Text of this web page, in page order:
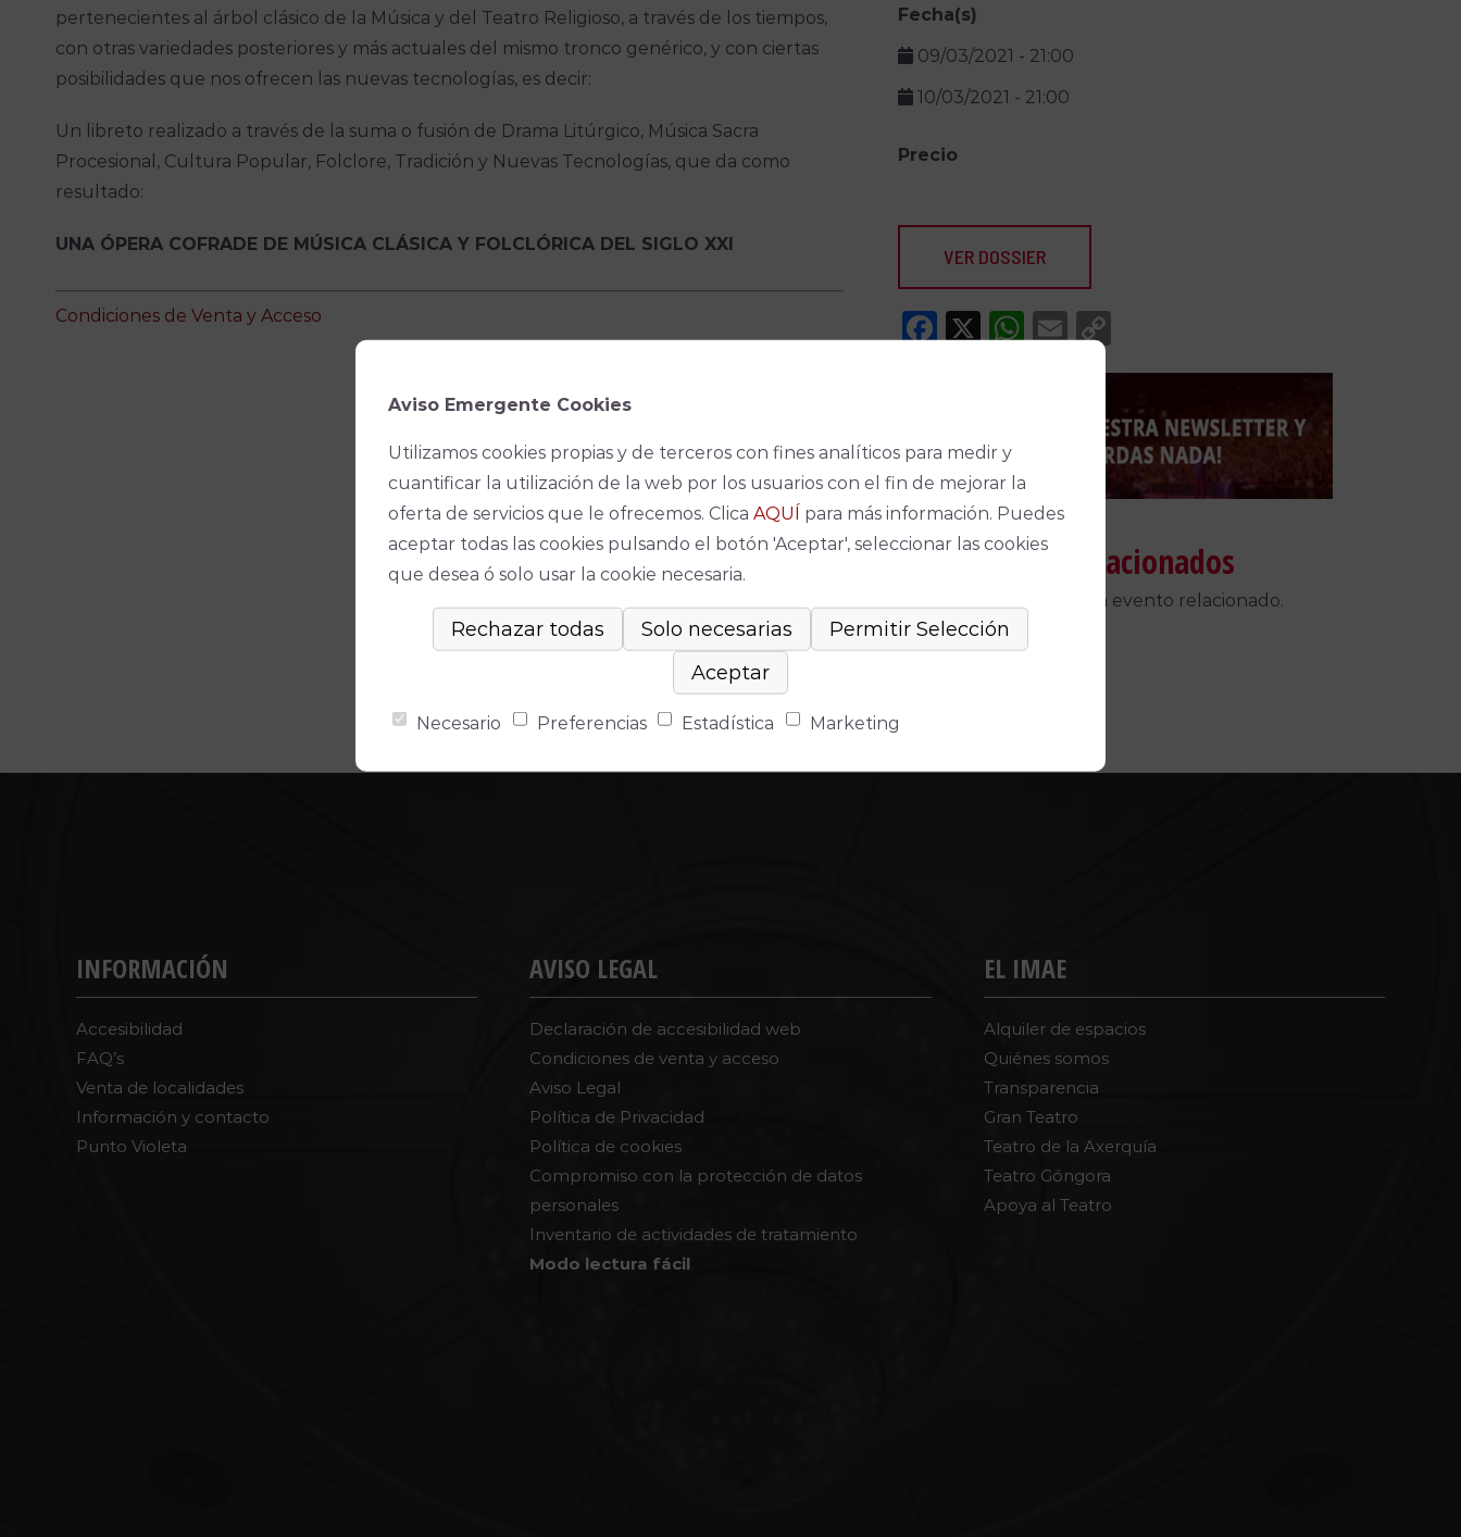
pertenecientes al árbol clásico de la Música y del Teatro Religioso, a través de los tiempos,
con otras variedades posteriores y más actuales del mismo tronco genérico, y con ciertas
posibilidades que nos ofrecen las nuevas tecnologías, es decir:
Un libreto realizado a través de la suma o fusión de Drama Litúrgico, Música Sacra
Procesional, Cultura Popular, Folclore, Tradición y Nuevas Tecnologías, que da como
resultado:
UNA ÓPERA COFRADE DE MÚSICA CLÁSICA Y FOLCLÓRICA DEL SIGLO XXI
Condiciones de Venta y Acceso
Fecha(s)
09/03/2021 - 21:00
10/03/2021 - 21:00
Precio
VER DOSSIER
Facebook
X WhatsApp
Email
Link
Espectáculos relacionados
No se ha encontrado un evento relacionado.
INFORMACIÓN
Accesibilidad
FAQ’s
Venta de localidades
Información y contacto
Punto Violeta
AVISO LEGAL
Declaración de accesibilidad web
Condiciones de venta y acceso
Aviso Legal
Política de Privacidad
Política de cookies
Compromiso con la protección de datos
personales
Inventario de actividades de tratamiento
Modo lectura fácil
EL IMAE
Alquiler de espacios
Quiénes somos
Transparencia
Gran Teatro
Teatro de la Axerquía
Teatro Góngora
Apoya al Teatro
Aviso Emergente Cookies
Utilizamos cookies propias y de terceros con fines analíticos para medir y
cuantificar la utilización de la web por los usuarios con el fin de mejorar la
oferta de servicios que le ofrecemos. Clica AQUÍ para más información. Puedes
aceptar todas las cookies pulsando el botón 'Aceptar', seleccionar las cookies
que desea ó solo usar la cookie necesaria.
Necesario Preferencias Estadística Marketing